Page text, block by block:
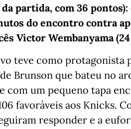
partida, com 36
do encontro contra
Victor Wembanyama
teve como protagonista
Brunson que bateu no
com um pequeno tapa
favoráveis aos Knicks.
responder e a